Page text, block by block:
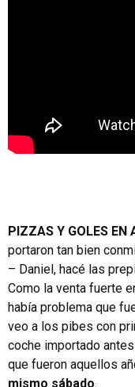
PIZZAS Y GOLES EN
portaron tan bien
– Daniel, hacé las
Como la venta fuerte
había problema que
veo a los pibes con
coche importado
que fueron aquellos
mismo sábado.